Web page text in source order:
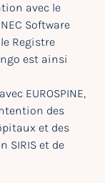
avec le
Software
Registre
est ainsi
EUROSPINE,
des
et des
SIRIS et de